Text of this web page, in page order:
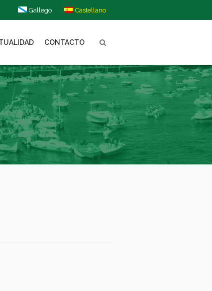
Gallego Castellano
CONTACTO